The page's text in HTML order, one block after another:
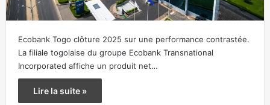
Ecobank Togo clôture 2025 sur une performance contrastée.
La filiale togolaise du groupe Ecobank Transnational
Incorporated affiche un produit net…
Lire la suite »